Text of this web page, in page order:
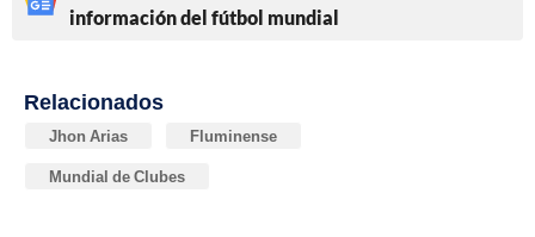
información del fútbol mundial
Relacionados
Jhon Arias Fluminense
Mundial de Clubes